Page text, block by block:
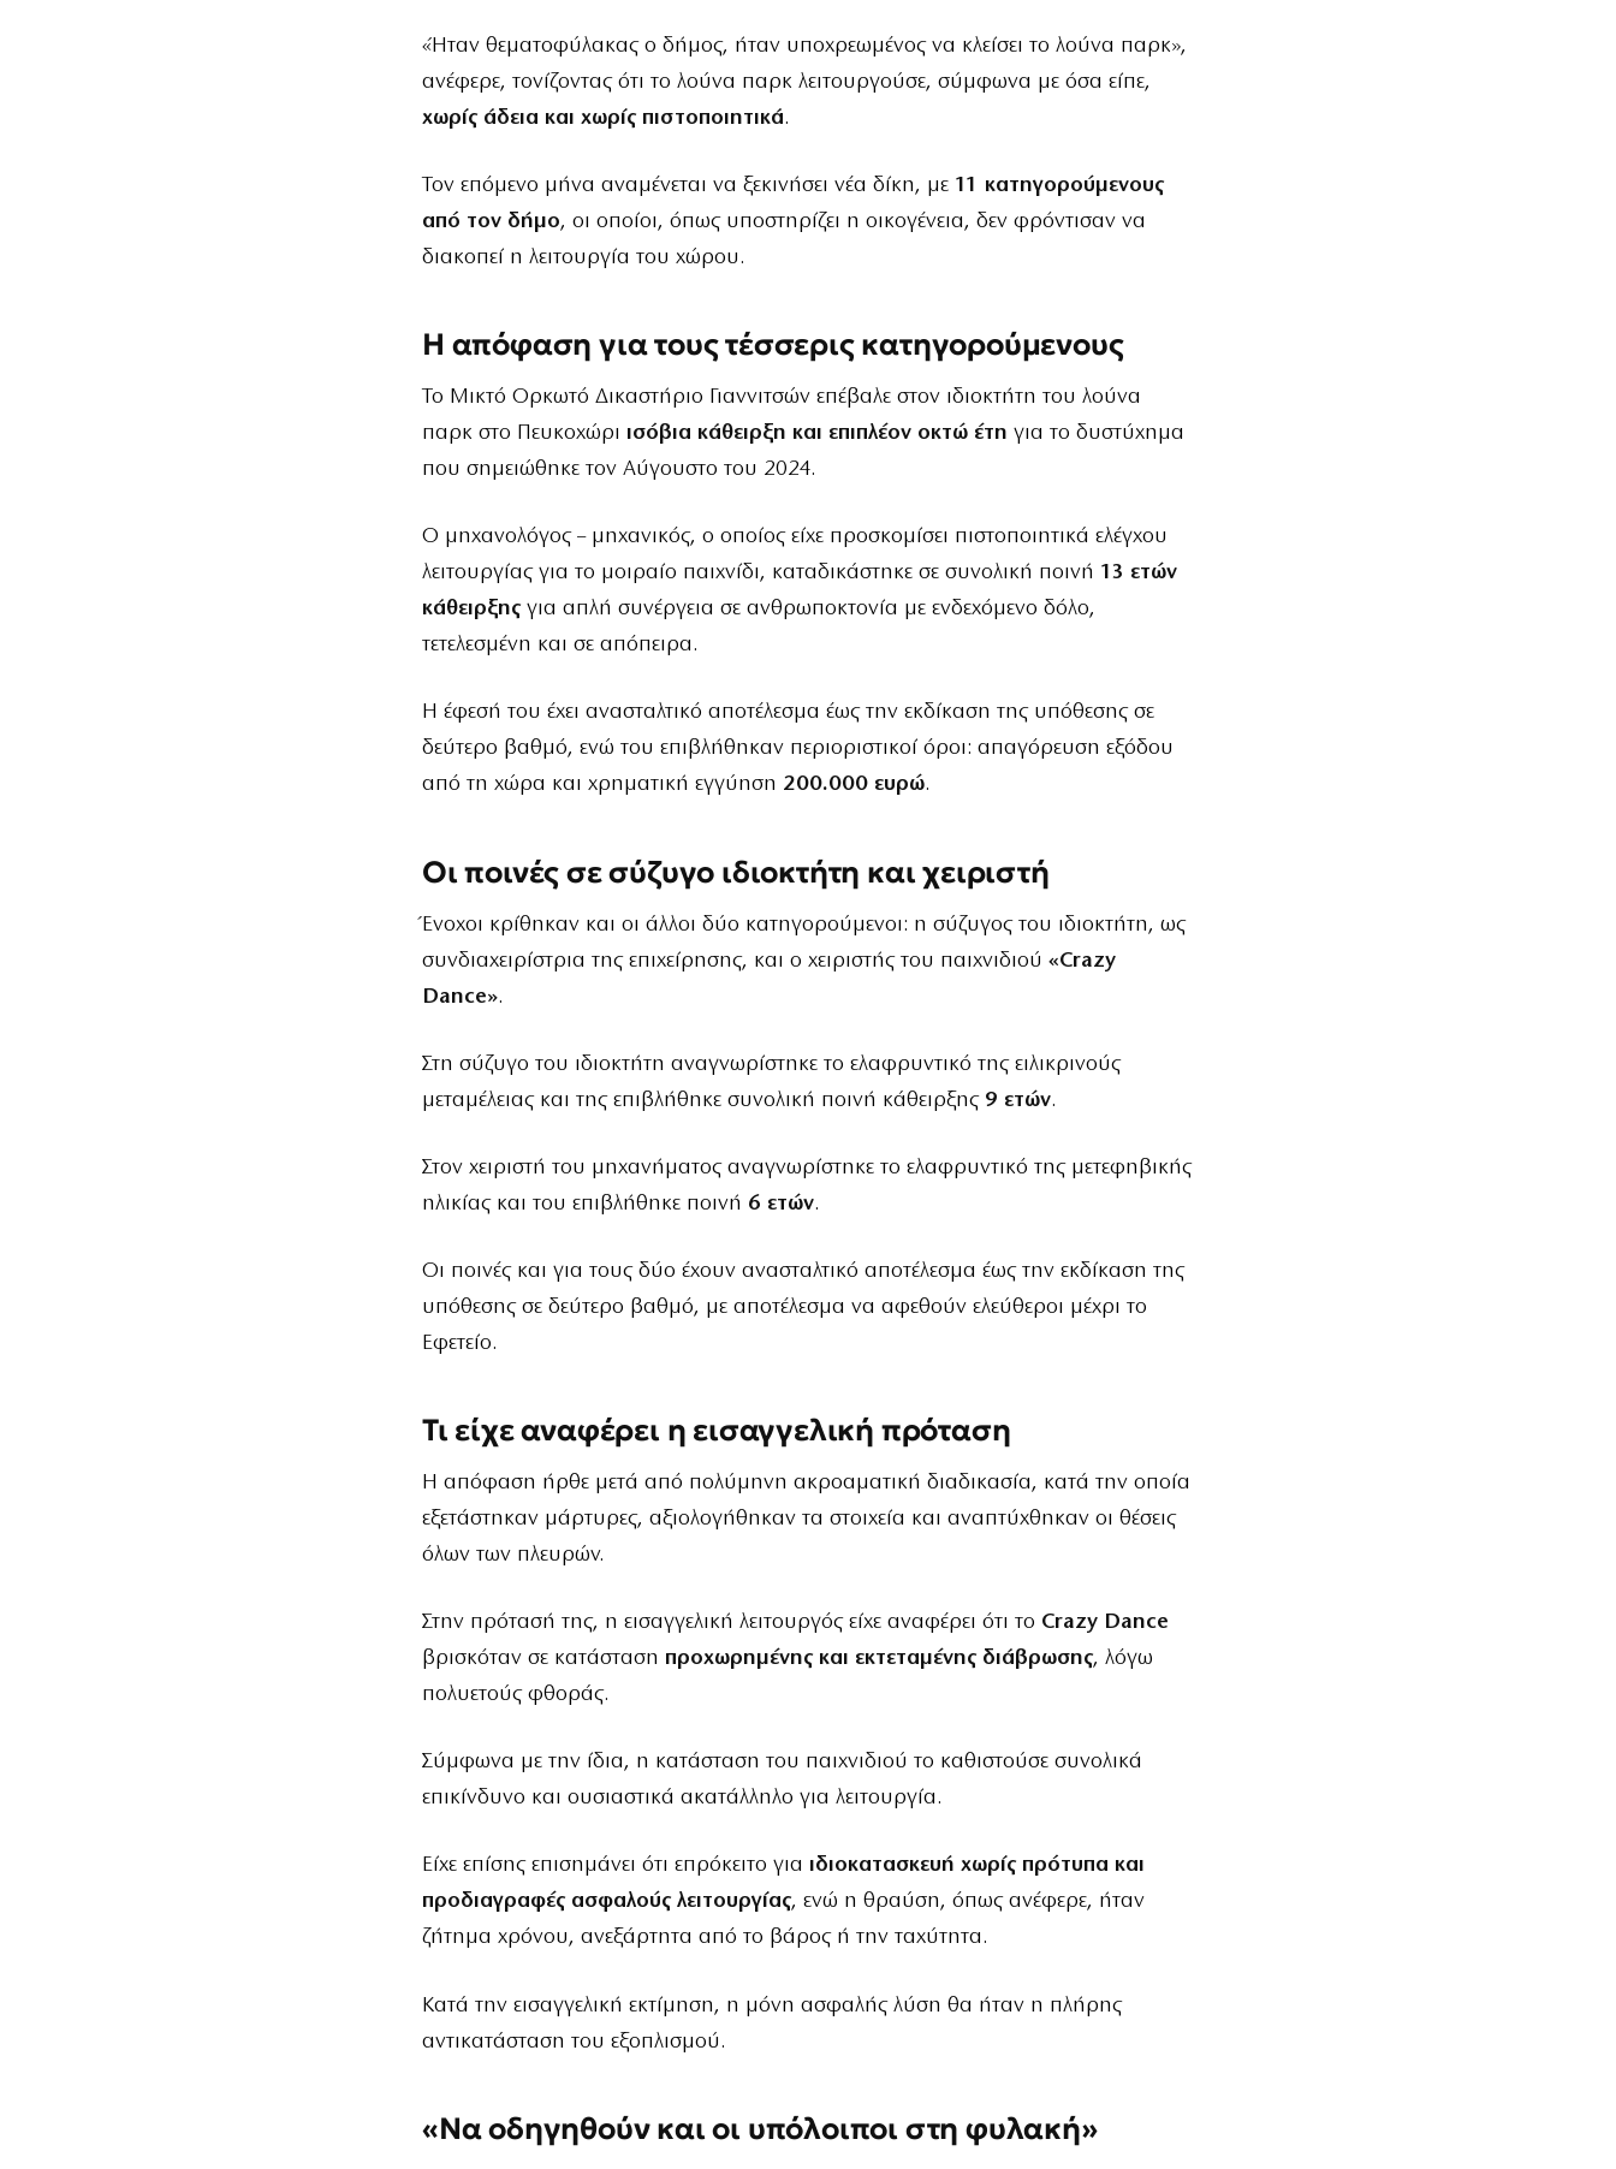
«Ήταν θεματοφύλακας ο δήμος, ήταν υποχρεωμένος να κλείσει το λούνα παρκ»,
ανέφερε, τονίζοντας ότι το λούνα παρκ λειτουργούσε, σύμφωνα με όσα είπε,
χωρίς άδεια και χωρίς πιστοποιητικά.
Τον επόμενο μήνα αναμένεται να ξεκινήσει νέα δίκη, με 11 κατηγορούμενους
από τον δήμο, οι οποίοι, όπως υποστηρίζει η οικογένεια, δεν φρόντισαν να
διακοπεί η λειτουργία του χώρου.
Η απόφαση για τους τέσσερις κατηγορούμενους
Το Μικτό Ορκωτό Δικαστήριο Γιαννιτσών επέβαλε στον ιδιοκτήτη του λούνα
παρκ στο Πευκοχώρι ισόβια κάθειρξη και επιπλέον οκτώ έτη για το δυστύχημα
που σημειώθηκε τον Αύγουστο του 2024.
Ο μηχανολόγος – μηχανικός, ο οποίος είχε προσκομίσει πιστοποιητικά ελέγχου
λειτουργίας για το μοιραίο παιχνίδι, καταδικάστηκε σε συνολική ποινή 13 ετών
κάθειρξης για απλή συνέργεια σε ανθρωποκτονία με ενδεχόμενο δόλο,
τετελεσμένη και σε απόπειρα.
Η έφεσή του έχει ανασταλτικό αποτέλεσμα έως την εκδίκαση της υπόθεσης σε
δεύτερο βαθμό, ενώ του επιβλήθηκαν περιοριστικοί όροι: απαγόρευση εξόδου
από τη χώρα και χρηματική εγγύηση 200.000 ευρώ.
Οι ποινές σε σύζυγο ιδιοκτήτη και χειριστή
Ένοχοι κρίθηκαν και οι άλλοι δύο κατηγορούμενοι: η σύζυγος του ιδιοκτήτη, ως
συνδιαχειρίστρια της επιχείρησης, και ο χειριστής του παιχνιδιού «Crazy
Dance».
Στη σύζυγο του ιδιοκτήτη αναγνωρίστηκε το ελαφρυντικό της ειλικρινούς
μεταμέλειας και της επιβλήθηκε συνολική ποινή κάθειρξης 9 ετών.
Στον χειριστή του μηχανήματος αναγνωρίστηκε το ελαφρυντικό της μετεφηβικής
ηλικίας και του επιβλήθηκε ποινή 6 ετών.
Οι ποινές και για τους δύο έχουν ανασταλτικό αποτέλεσμα έως την εκδίκαση της
υπόθεσης σε δεύτερο βαθμό, με αποτέλεσμα να αφεθούν ελεύθεροι μέχρι το
Εφετείο.
Τι είχε αναφέρει η εισαγγελική πρόταση
Η απόφαση ήρθε μετά από πολύμηνη ακροαματική διαδικασία, κατά την οποία
εξετάστηκαν μάρτυρες, αξιολογήθηκαν τα στοιχεία και αναπτύχθηκαν οι θέσεις
όλων των πλευρών.
Στην πρότασή της, η εισαγγελική λειτουργός είχε αναφέρει ότι το Crazy Dance
βρισκόταν σε κατάσταση προχωρημένης και εκτεταμένης διάβρωσης, λόγω
πολυετούς φθοράς.
Σύμφωνα με την ίδια, η κατάσταση του παιχνιδιού το καθιστούσε συνολικά
επικίνδυνο και ουσιαστικά ακατάλληλο για λειτουργία.
Είχε επίσης επισημάνει ότι επρόκειτο για ιδιοκατασκευή χωρίς πρότυπα και
προδιαγραφές ασφαλούς λειτουργίας, ενώ η θραύση, όπως ανέφερε, ήταν
ζήτημα χρόνου, ανεξάρτητα από το βάρος ή την ταχύτητα.
Κατά την εισαγγελική εκτίμηση, η μόνη ασφαλής λύση θα ήταν η πλήρης
αντικατάσταση του εξοπλισμού.
«Να οδηγηθούν και οι υπόλοιποι στη φυλακή»